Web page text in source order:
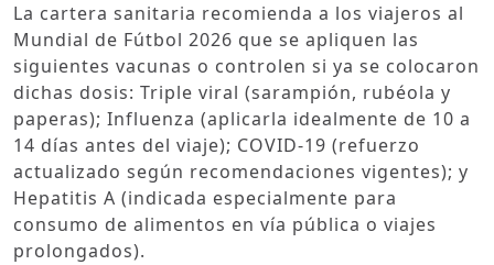
La cartera sanitaria recomienda a los viajeros al
Mundial de Fútbol 2026 que se apliquen las
siguientes vacunas o controlen si ya se colocaron
dichas dosis: Triple viral (sarampión, rubéola y
paperas); Influenza (aplicarla idealmente de 10 a
14 días antes del viaje); COVID‑19 (refuerzo
actualizado según recomendaciones vigentes); y
Hepatitis A (indicada especialmente para
consumo de alimentos en vía pública o viajes
prolongados).